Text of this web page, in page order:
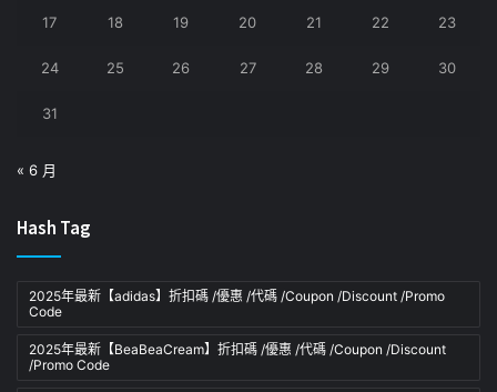
17 18 19 20 21 22 23
24 25 26 27 28 29 30
31
« 6 月
Hash Tag
2025年最新【adidas】折扣碼 /優惠 /代碼 /Coupon /Discount /Promo
Code
2025年最新【BeaBeaCream】折扣碼 /優惠 /代碼 /Coupon /Discount
/Promo Code